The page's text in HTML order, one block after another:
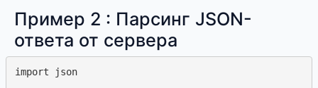
Пример 2 : Парсинг JSON-
ответа от сервера
import json